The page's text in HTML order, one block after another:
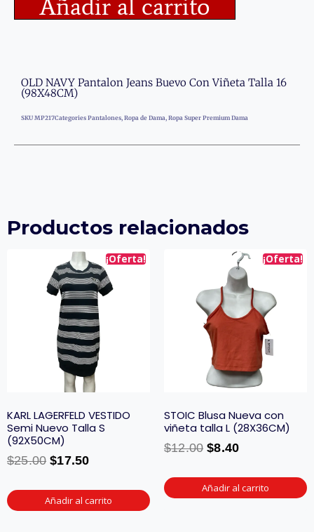
Añadir al carrito
OLD NAVY Pantalon Jeans Buevo Con Viñeta Talla 16
(98X48CM)
SKU MP217Categories Pantalones, Ropa de Dama, Ropa Super Premium Dama
Productos relacionados
¡Oferta!
KARL LAGERFELD VESTIDO
Semi Nuevo Talla S
(92X50CM)
$25.00 $17.50
Añadir al carrito
¡Oferta!
STOIC Blusa Nueva con
viñeta talla L (28X36CM)
$12.00 $8.40
Añadir al carrito